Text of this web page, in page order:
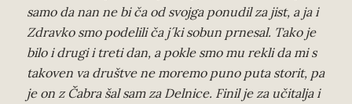
samo da nan ne bi ča od svojga ponudil za jist, a ja i
Zdravko smo podelili ča j´ki sobun prnesal. Tako je
bilo i drugi i treti dan, a pokle smo mu rekli da mi s
takoven va društve ne moremo puno puta storit, pa
je on z Čabra šal sam za Delnice. Finil je za učitalja i